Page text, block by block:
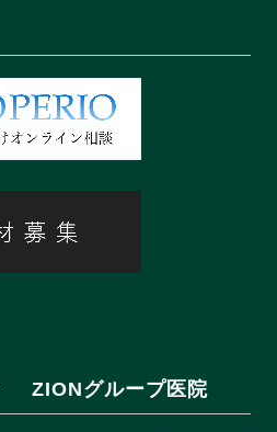
ZIONグループ医院